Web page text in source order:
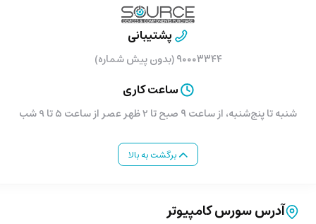
پشتیبانی
۹۰۰۰۳۳۴۴ (بدون پیش شماره)
ساعت کاری
شنبه تا پنج‌شنبه، از ساعت ۹ صبح تا 2 ظهر عصر از ساعت 5 تا 9 شب
برگشت به بالا
آدرس سورس کامپیوتر